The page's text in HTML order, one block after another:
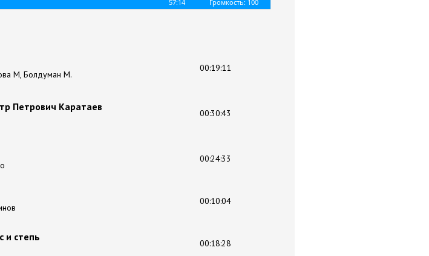
57:14 Громкость: 100
М, Болдуман М.
00:19:11
Петрович Каратаев
00:30:43
00:24:33
00:10:04
и степь
00:18:28